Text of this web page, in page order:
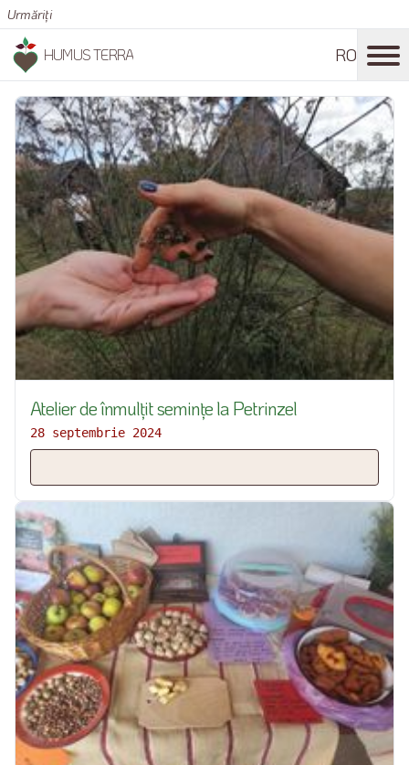
Urmăriți
HUMUS TERRA RO
Atelier de înmulțit semințe la Petrinzel
28 septembrie 2024